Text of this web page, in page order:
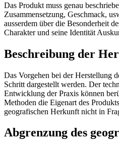
Das Produkt muss genau
Zusammensetzung, Geschmack,
ausserdem über die Besonderheit
Charakter und seine Identität
Beschreibung der
Das Vorgehen bei der Herstellung
Schritt dargestellt werden. Der
Entwicklung der Praxis können
Methoden die Eigenart des
geografischen Herkunft nicht in
Abgrenzung des